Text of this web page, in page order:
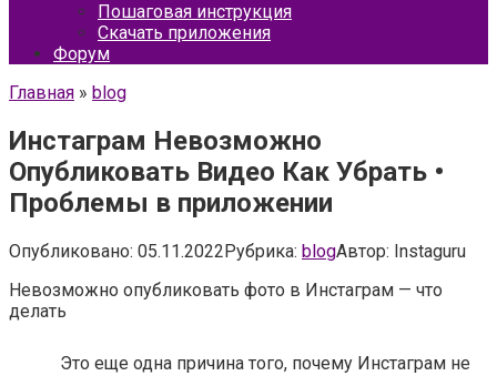
Пошаговая инструкция
Скачать приложения
Форум
Главная » blog
Инстаграм Невозможно
Опубликовать Видео Как Убрать •
Проблемы в приложении
Опубликовано: 05.11.2022Рубрика: blogАвтор: Instaguru
Невозможно опубликовать фото в Инстаграм — что
делать
Это еще одна причина того, почему Инстаграм не